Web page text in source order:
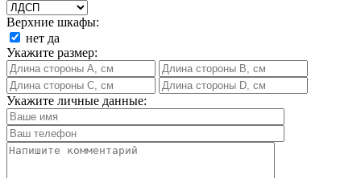
Верхние шкафы:
нет да
Укажите размер:
Укажите личные данные: